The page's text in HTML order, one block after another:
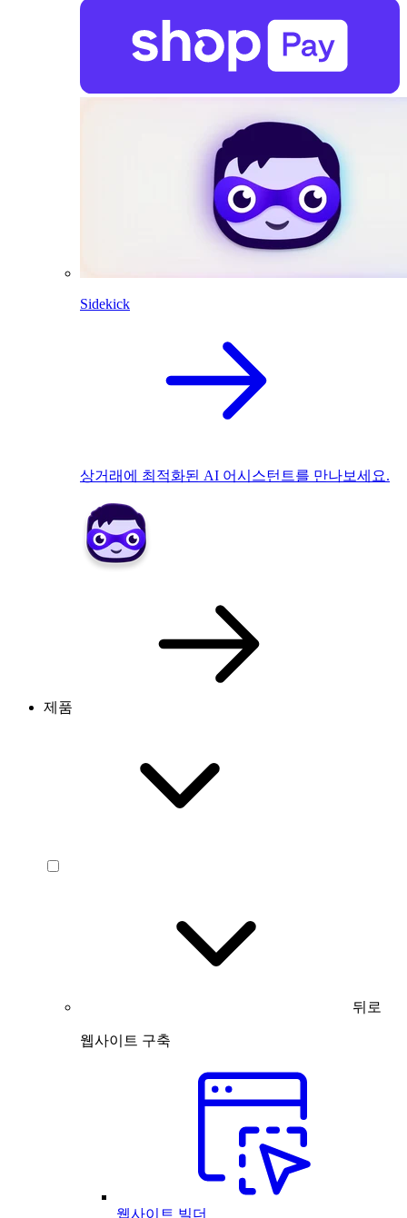
Sidekick
상거래에 최적화된 AI 어시스턴트를 만나보세요.
제품
뒤로
웹사이트 구축
웹사이트 빌더